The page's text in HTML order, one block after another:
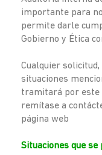
importante para
permite darle
Gobierno y Ética
Cualquier
situaciones
tramitará por este
remítase a
página web
Situaciones que